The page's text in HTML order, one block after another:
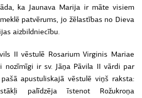
ka Jaunava Marija ir māte visiem
patvērums, jo žēlastības no Dieva
aizbildniecību.
II vēstulē Rosarium Virginis Mariae
nozīmīgi ir sv. Jāņa Pāvila II vārdi par
apustuliskajā vēstulē viņš raksta:
palīdzēja īstenot Rožukroņa